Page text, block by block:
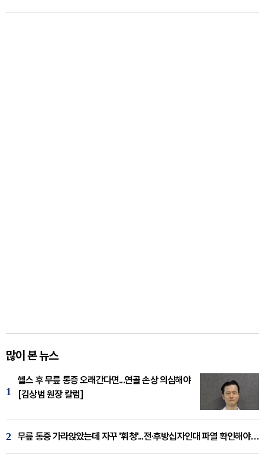
많이 본 뉴스
1
헬스 후 무릎 통증 오래간다면...연골 손상 의심해야
[김상범 원장 칼럼]
2 무릎 통증 가라앉았는데 자꾸 '휘청'...전·후방십자인대 파열 확인해야 [곽우경 원장 칼럼]